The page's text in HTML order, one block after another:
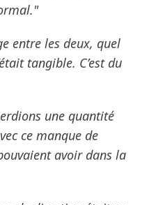
entre les deux, quel
tangible. C’est du
une quantité
ce manque de
avoir dans la